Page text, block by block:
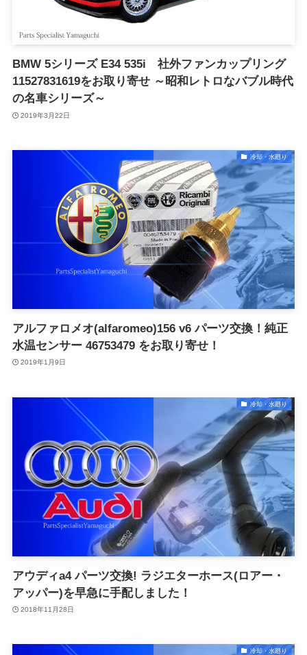
BMW 5シリーズ E34 535i 社外ファンカップリング
11527831619をお取り寄せ ～昭和レトロなバブル時代
の名車シリーズ～
2019年3月22日
冷却・水廻り
アルファロメオ(alfaromeo)156 v6 パーツ交換！純正
水温センサー 46753479 をお取り寄せ！
2019年1月9日
冷却・水廻り
アウディa4 パーツ交換! ラジエターホース(ロアー・
アッパー)を早急に手配しました！
2018年11月28日
冷却・水廻り